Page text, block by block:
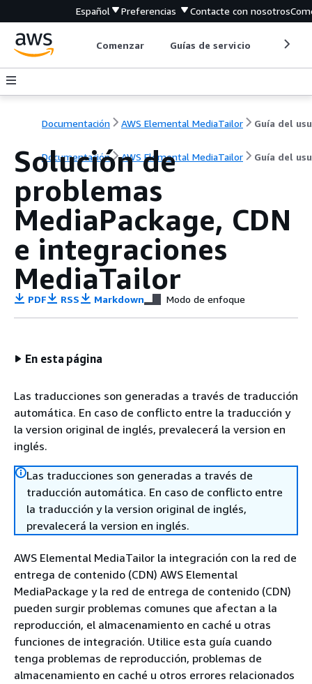
Español Preferencias Contacte con nosotros
Comenzar Guías de servicio
Documentación AWS Elemental MediaTailor
Documentación AWS Elemental MediaTailor Guía del
Solución de
problemas
MediaPackage, CDN
e integraciones
MediaTailor
PDF RSS Markdown Modo de enfoque
En esta página
Las traducciones son generadas a través de traducción
automática. En caso de conflicto entre la traducción y
la version original de inglés, prevalecerá la version en
inglés.
Las traducciones son generadas a través de
traducción automática. En caso de conflicto entre
la traducción y la version original de inglés,
prevalecerá la version en inglés.
AWS Elemental MediaTailor la integración con la red de
entrega de contenido (CDN) AWS Elemental
MediaPackage y la red de entrega de contenido (CDN)
pueden surgir problemas comunes que afectan a la
reproducción, el almacenamiento en caché u otras
funciones de integración. Utilice esta guía cuando
tenga problemas de reproducción, problemas de
almacenamiento en caché u otros errores relacionados